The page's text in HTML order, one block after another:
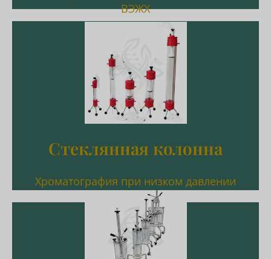
ВЭЖХ
Стеклянная колонна
Хроматография при низком давлении
Стеклянная колонна
одно/двухслойный + один/двух
регулируемый тип + компресс/
фиксация кровати
Подробнее
Подробнее